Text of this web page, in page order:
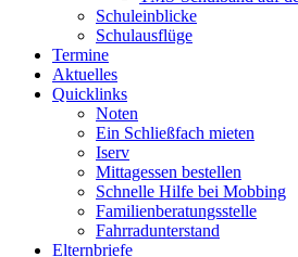
Schuleinblicke
Schulausflüge
Termine
Aktuelles
Quicklinks
Noten
Ein Schließfach mieten
Iserv
Mittagessen bestellen
Schnelle Hilfe bei Mobbing
Familienberatungsstelle
Fahrradunterstand
Elternbriefe